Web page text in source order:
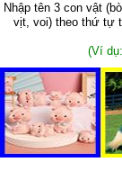
Nhập tên 3 con vật
vịt, voi)theo thứ tự
(Ví